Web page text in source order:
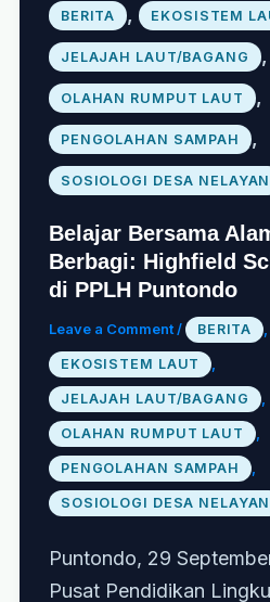
BERITA , EKOSISTEM
JELAJAH LAUT/BAGANG ,
OLAHAN RUMPUT LAUT ,
PENGOLAHAN SAMPAH ,
SOSIOLOGI DESA NELAYAN
Belajar Bersama
Berbagi: Highfield
di PPLH Puntondo
Leave a Comment / BERITA
EKOSISTEM LAUT
JELAJAH LAUT/BAGANG ,
OLAHAN RUMPUT LAUT ,
PENGOLAHAN SAMPAH ,
SOSIOLOGI DESA NELAYAN
Puntondo, 29
Pusat Pendidikan